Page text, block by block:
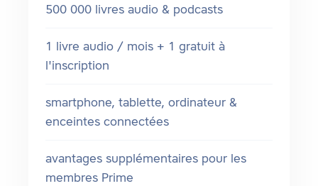
500 000 livres audio & podcasts
1 livre audio / mois + 1 gratuit à
l'inscription
smartphone, tablette, ordinateur &
enceintes connectées
avantages supplémentaires pour les
membres Prime